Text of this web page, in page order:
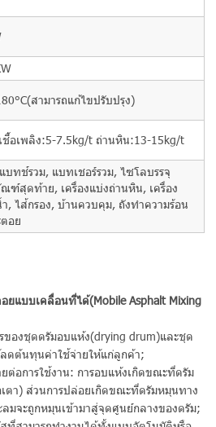
สามารถแก้ไขปรับปรุง)
ชื้อเพลิง:5-7.5kg/t ถ่านหิน:13-15kg/t
บทช์รวม, แบทเชอร์รวม, ไซโลบรรจุ
ฑ์สุดท้าย, เครื่องแบ่งถ่านหิน, เครื่อง
ำ, ไส้กรอง, บ้านควบคุม, ถังทำความร้อน
อย
แบบเคลื่อนที่ได้ (Mobile Asphalt Mixing
ของชุดดรัมอบแห้ง(drying drum)และชุด
ดต้นทุนค่าใช้จ่ายให้แก่ลูกค้า;
ยต่อการใช้งาน: การอบแห้งเกิดขณะที่ดรัม
ตา) ส่วนการปล่อยเกิดขณะที่ดรัมหมุนทาง
มจะถูกหมุนเข้ามาสู่จุดศูนย์กลางของดรัม;